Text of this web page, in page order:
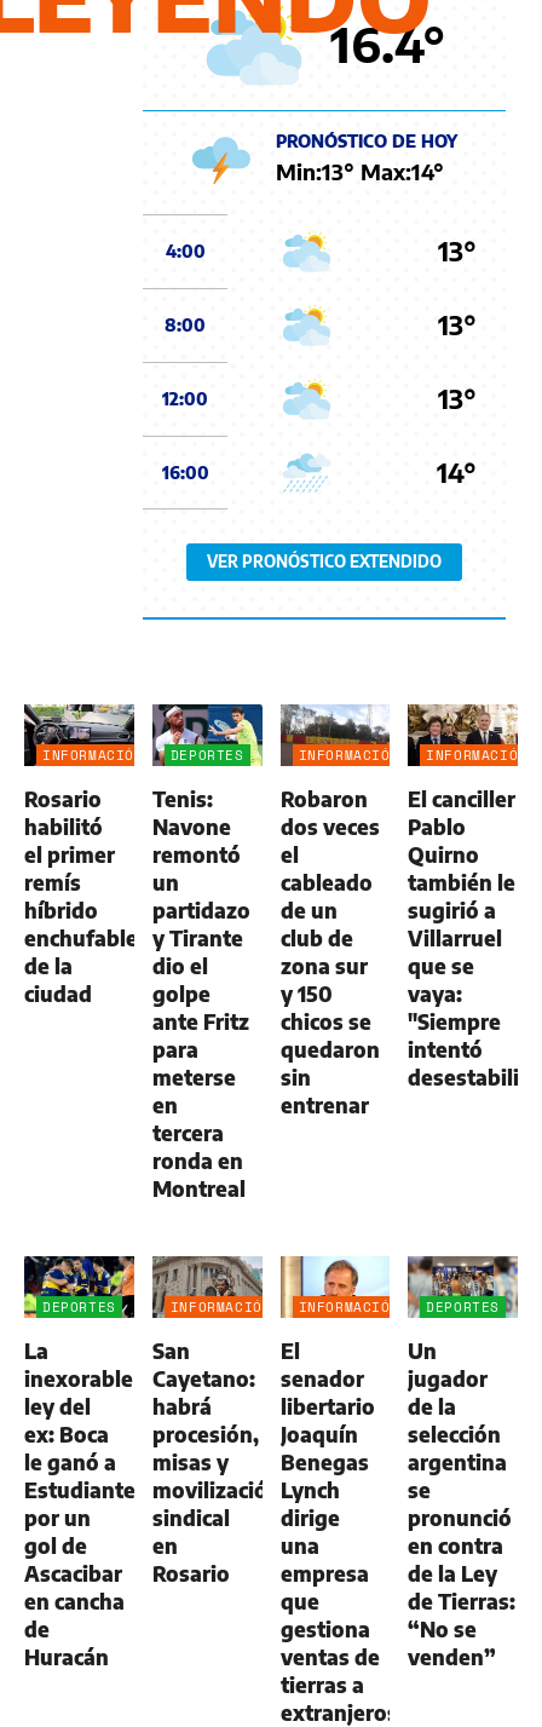
16.4°
PRONÓSTICO DE HOY
Min:13° Max:14°
4:00 13°
8:00 13°
12:00 13°
16:00 14°
VER PRONÓSTICO EXTENDIDO
INFORMACIÓN
Rosario
habilitó
el primer
remís
híbrido
enchufable
de la
ciudad
DEPORTES
Tenis:
Navone
remontó
un
partidazo
y Tirante
dio el
golpe
ante Fritz
para
meterse
en
tercera
ronda en
Montreal
INFORMACIÓN
Robaron
dos veces
el
cableado
de un
club de
zona sur
y 150
chicos se
quedaron
sin
entrenar
INFORMACIÓN
El canciller
Pablo
Quirno
también le
sugirió a
Villarruel
que se
vaya:
"Siempre
intentó
DEPORTES
La
inexorable
ley del
ex: Boca
le ganó a
Estudiantes
por un
gol de
Ascacibar
en cancha
de
Huracán
INFORMACIÓN
San
Cayetano:
habrá
procesión,
misas y
movilización
sindical
en
Rosario
INFORMACIÓN
El
senador
libertario
Joaquín
Benegas
Lynch
dirige
una
empresa
que
gestiona
ventas de
tierras a
extranjeros
DEPORTES
Un
jugador
de la
selección
argentina
se
pronunció
en contra
de la Ley
de Tierras:
“No se
venden”